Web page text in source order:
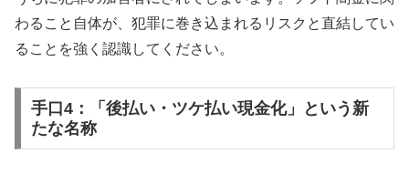
わること自体が、犯罪に巻き込まれるリスクと直結してい
ることを強く認識してください。
手口4：「後払い・ツケ払い現金化」という新
たな名称